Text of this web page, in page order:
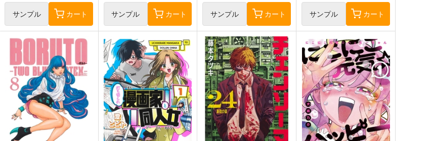
サンプル カート サンプル カート サンプル カート サンプル カート